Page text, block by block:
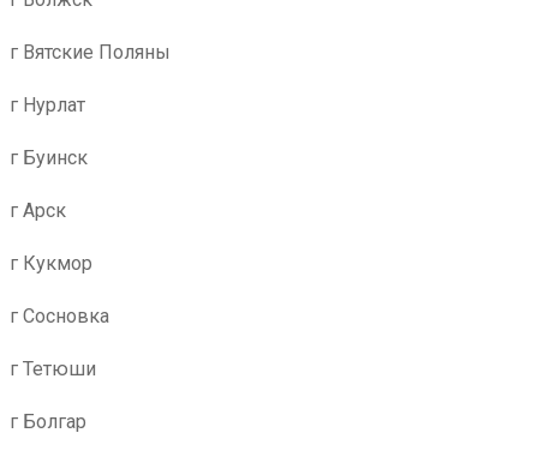
г Вятские Поляны
г Нурлат
г Буинск
г Арск
г Кукмор
г Сосновка
г Тетюши
г Болгар